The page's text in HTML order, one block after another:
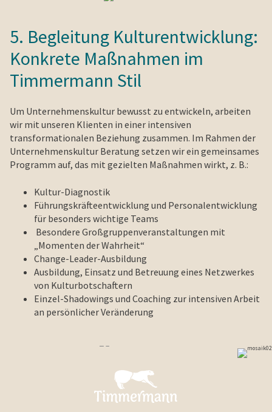
5. Begleitung Kulturentwicklung:
Konkrete Maßnahmen im
Timmermann Stil
Um Unternehmenskultur bewusst zu entwickeln, arbeiten
wir mit unseren Klienten in einer intensiven
transformationalen Beziehung zusammen. Im Rahmen der
Unternehmenskultur Beratung setzen wir ein gemeinsames
Programm auf, das mit gezielten Maßnahmen wirkt, z. B.:
Kultur-Diagnostik
Führungskräfteentwicklung und Personalentwicklung
für besonders wichtige Teams
Besondere Großgruppenveranstaltungen mit
„Momenten der Wahrheit“
Change-Leader-Ausbildung
Ausbildung, Einsatz und Betreuung eines Netzwerkes
von Kulturbotschaftern
Einzel-Shadowings und Coaching zur intensiven Arbeit
an persönlicher Veränderung